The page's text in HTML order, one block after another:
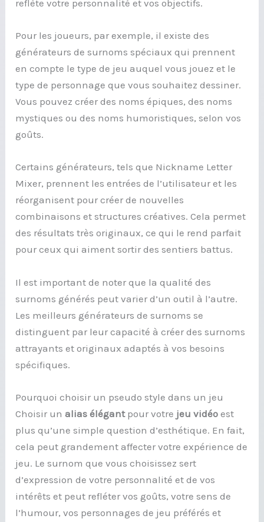
reflète votre personnalité et vos objectifs.
Pour les joueurs, par exemple, il existe des
générateurs de surnoms spéciaux qui prennent
en compte le type de jeu auquel vous jouez et le
type de personnage que vous souhaitez dessiner.
Vous pouvez créer des noms épiques, des noms
mystiques ou des noms humoristiques, selon vos
goûts.
Certains générateurs, tels que Nickname Letter
Mixer, prennent les entrées de l’utilisateur et les
réorganisent pour créer de nouvelles
combinaisons et structures créatives. Cela permet
des résultats très originaux, ce qui le rend parfait
pour ceux qui aiment sortir des sentiers battus.
Il est important de noter que la qualité des
surnoms générés peut varier d’un outil à l’autre.
Les meilleurs générateurs de surnoms se
distinguent par leur capacité à créer des surnoms
attrayants et originaux adaptés à vos besoins
spécifiques.
Pourquoi choisir un pseudo style dans un jeu
Choisir unalias élégantpour votre jeu vidéo est
plus qu’une simple question d’esthétique. En fait,
cela peut grandement affecter votre expérience de
jeu. Le surnom que vous choisissez sert
d’expression de votre personnalité et de vos
intérêts et peut refléter vos goûts, votre sens de
l’humour, vos personnages de jeu préférés et